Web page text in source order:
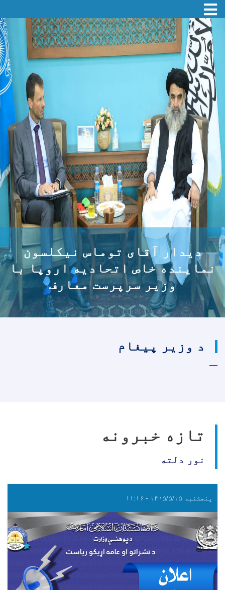
اصلي
منځپانګه
دانګل
Toggle navigation
دیدار آقای توماس نیکلسون
نماینده خاص اتحادیه اروپا با
وزیر سرپرست معارف
د وزیر پیغام
تازه خبرونه
نور دلته
پنجشنبه ۱۴۰۵/۵/۱۵ - ۱۱:۱۶